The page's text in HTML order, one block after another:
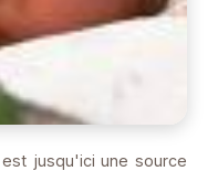
jusqu'ici une source